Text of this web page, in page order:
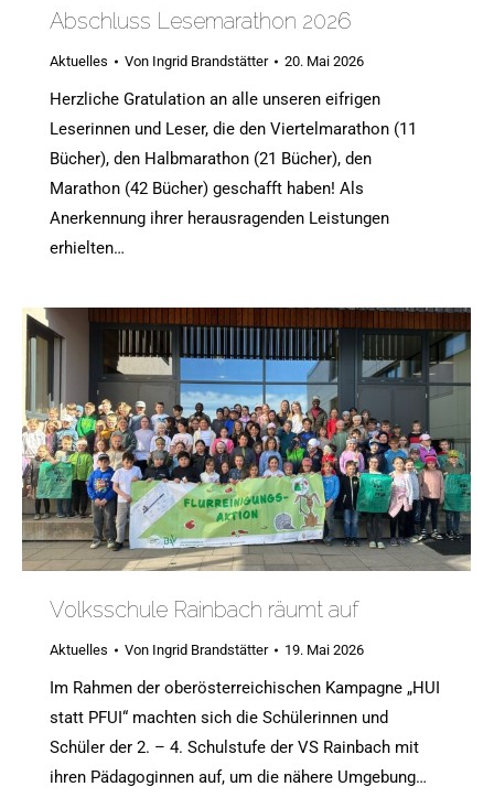
Abschluss Lesemarathon 2026
Aktuelles Von Ingrid Brandstätter 20. Mai 2026
Herzliche Gratulation an alle unseren eifrigen
Leserinnen und Leser, die den Viertelmarathon (11
Bücher), den Halbmarathon (21 Bücher), den
Marathon (42 Bücher) geschafft haben! Als
Anerkennung ihrer herausragenden Leistungen
erhielten…
Volksschule Rainbach räumt auf
Aktuelles Von Ingrid Brandstätter 19. Mai 2026
Im Rahmen der oberösterreichischen Kampagne „HUI
statt PFUI“ machten sich die Schülerinnen und
Schüler der 2. – 4. Schulstufe der VS Rainbach mit
ihren Pädagoginnen auf, um die nähere Umgebung…